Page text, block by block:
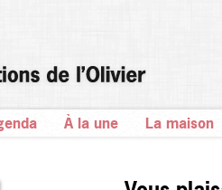
À la une La maison